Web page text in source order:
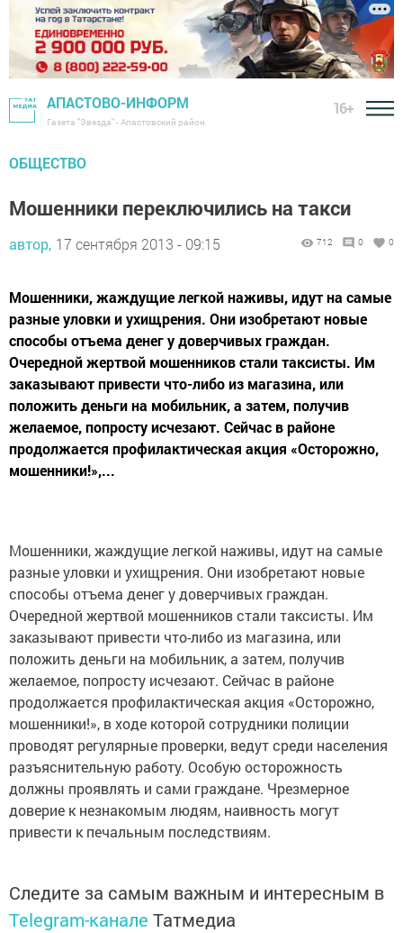
АПАСТОВО-ИНФОРМ
Газета "Звезда" - Апастовский район
16+
ОБЩЕСТВО
Мошенники переключились на такси
автор, 17 сентября 2013 - 09:15 712 0 0
Мошенники, жаждущие легкой наживы, идут на самые
разные уловки и ухищрения. Они изобретают новые
способы отъема денег у доверчивых граждан.
Очередной жертвой мошенников стали таксисты. Им
заказывают привести что-либо из магазина, или
положить деньги на мобильник, а затем, получив
желаемое, попросту исчезают. Сейчас в районе
продолжается профилактическая акция «Осторожно,
мошенники!»,...
Мошенники, жаждущие легкой наживы, идут на самые
разные уловки и ухищрения. Они изобретают новые
способы отъема денег у доверчивых граждан.
Очередной жертвой мошенников стали таксисты. Им
заказывают привести что-либо из магазина, или
положить деньги на мобильник, а затем, получив
желаемое, попросту исчезают. Сейчас в районе
продолжается профилактическая акция «Осторожно,
мошенники!», в ходе которой сотрудники полиции
проводят регулярные проверки, ведут среди населения
разъяснительную работу. Особую осторожность
должны проявлять и сами граждане. Чрезмерное
доверие к незнакомым людям, наивность могут
привести к печальным последствиям.
Следите за самым важным и интересным в
Telegram-канале Татмедиа